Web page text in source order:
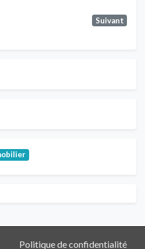
Suivant
Politique de confidentialité